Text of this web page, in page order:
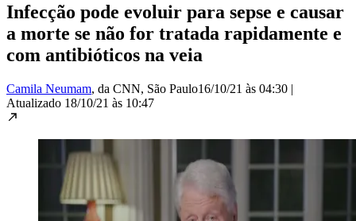
Infecção pode evoluir para sepse e causar
a morte se não for tratada rapidamente e
com antibióticos na veia
Camila Neumam, da CNN, São Paulo16/10/21 às 04:30 |
Atualizado 18/10/21 às 10:47